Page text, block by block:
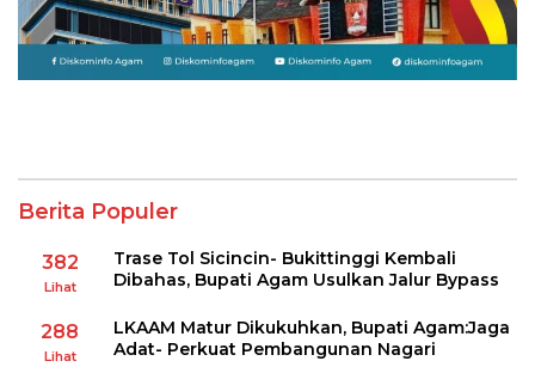
Berita Populer
382
Lihat
Trase Tol Sicincin- Bukittinggi Kembali
Dibahas, Bupati Agam Usulkan Jalur Bypass
288
Lihat
LKAAM Matur Dikukuhkan, Bupati Agam:Jaga
Adat- Perkuat Pembangunan Nagari